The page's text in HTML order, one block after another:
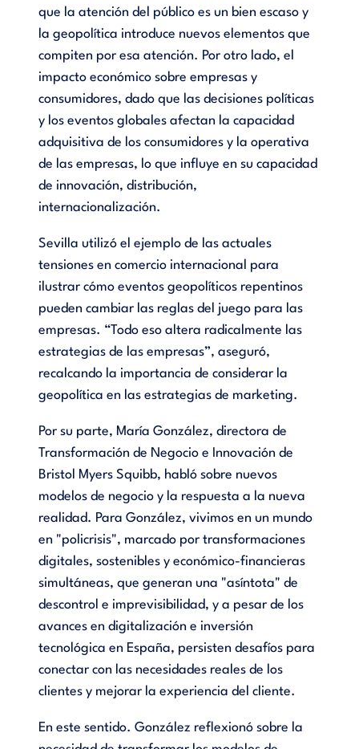
que la atención del público es un bien escaso y
la geopolítica introduce nuevos elementos que
compiten por esa atención. Por otro lado, el
impacto económico sobre empresas y
consumidores, dado que las decisiones políticas
y los eventos globales afectan la capacidad
adquisitiva de los consumidores y la operativa
de las empresas, lo que influye en su capacidad
de innovación, distribución,
internacionalización.
Sevilla utilizó el ejemplo de las actuales
tensiones en comercio internacional para
ilustrar cómo eventos geopolíticos repentinos
pueden cambiar las reglas del juego para las
empresas. “Todo eso altera radicalmente las
estrategias de las empresas”, aseguró,
recalcando la importancia de considerar la
geopolítica en las estrategias de marketing.
Por su parte, María González, directora de
Transformación de Negocio e Innovación de
Bristol Myers Squibb, habló sobre nuevos
modelos de negocio y la respuesta a la nueva
realidad. Para González, vivimos en un mundo
en "policrisis", marcado por transformaciones
digitales, sostenibles y económico-financieras
simultáneas, que generan una "asíntota" de
descontrol e imprevisibilidad, y a pesar de los
avances en digitalización e inversión
tecnológica en España, persisten desafíos para
conectar con las necesidades reales de los
clientes y mejorar la experiencia del cliente.
En este sentido. González reflexionó sobre la